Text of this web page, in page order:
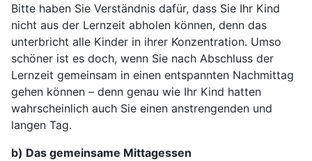
Bitte haben Sie Verständnis dafür, dass Sie Ihr Kind
nicht aus der Lernzeit abholen können, denn das
unterbricht alle Kinder in ihrer Konzentration. Umso
schöner ist es doch, wenn Sie nach Abschluss der
Lernzeit gemeinsam in einen entspannten Nachmittag
gehen können – denn genau wie Ihr Kind hatten
wahrscheinlich auch Sie einen anstrengenden und
langen Tag.
b) Das gemeinsame Mittagessen